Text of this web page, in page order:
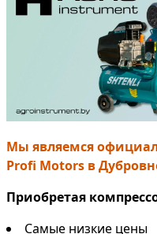
Мы являемся
Profi Motors в
Приобретая
Самые низкие цены